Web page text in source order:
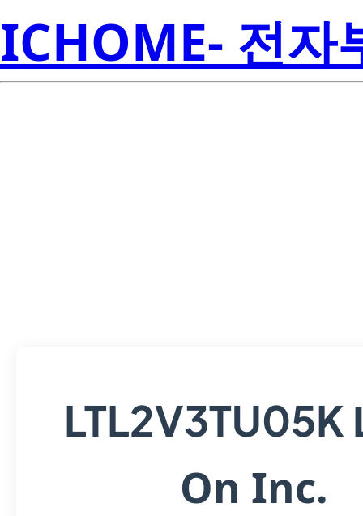
ICHOME- 전자
LTL2V3TU05K
On Inc.